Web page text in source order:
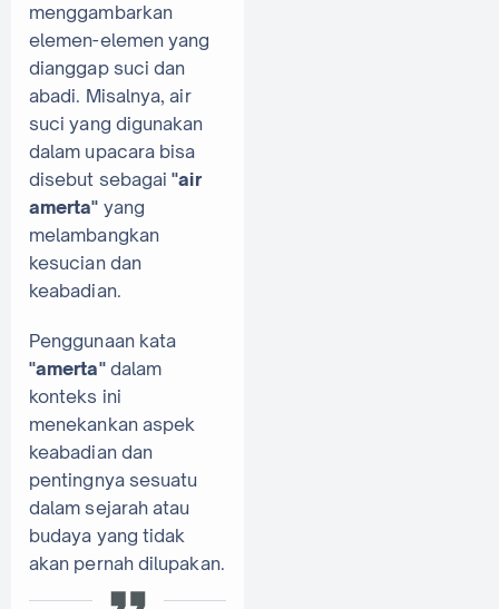
menggambarkan
elemen-elemen yang
dianggap suci dan
abadi. Misalnya, air
suci yang digunakan
dalam upacara bisa
disebut sebagai"air
amerta" yang
melambangkan
kesucian dan
keabadian.
Penggunaan kata
"amerta"dalam
konteks ini
menekankan aspek
keabadian dan
pentingnya sesuatu
dalam sejarah atau
budaya yang tidak
akan pernah dilupakan.